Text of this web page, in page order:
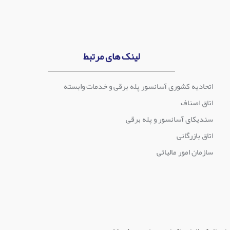
لینک های مرتبط
اتحادیه کشوری آسانسور پله برقی و خدمات وابسته
اتاق اصناف
سندیکای آسانسور و پله برقی
اتاق بازرگانی
سازمان امور مالیاتی